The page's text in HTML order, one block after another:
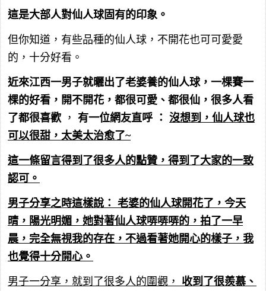
這是大部人對仙人球固有的印象。
但你知道，有些品種的仙人球，不開花也可可愛愛
的，十分好看。
近來江西一男子就曬出了老婆養的仙人球，一棵賽一
棵的好看，開不開花，都很可愛、都很仙，很多人看
了都很喜歡 ， 有一位網友直呼 ： 沒想到，仙人球也
可以很甜，太美太治愈了~
這一條留言得到了很多人的點贊，得到了大家的一致
認可。
男子分享之時這樣說： 老婆的仙人球開花了，今天
晴，陽光明媚，她對著仙人球哢哢哢的，拍了一早
晨，完全無視我的存在，不過看著她開心的樣子，我
也覺得十分開心。
男子一分享，就到了很多人的圍觀， 收到了很羨慕、